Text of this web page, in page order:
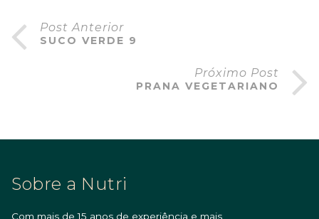
Post Anterior
SUCO VERDE 9
Próximo Post
PRANA VEGETARIANO
Sobre a Nutri
Com mais de 15 anos de experiência e mais